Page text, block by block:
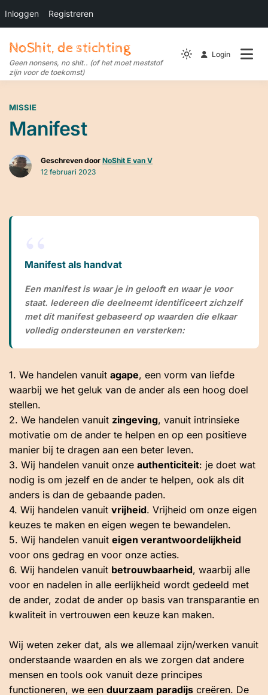
naar
de
inhoud
NoShit, de stichting
Geen nonsens, no shit.. (of het moet meststof
zijn voor de toekomst)
Light
Login
MISSIE
Manifest
Geschreven door NoShit E van V
12 februari 2023
Manifest als handvat
Een manifest is waar je in gelooft en waar je voor
staat. Iedereen die deelneemt identificeert zichzelf
met dit manifest gebaseerd op waarden die elkaar
volledig ondersteunen en versterken:
1. We handelen vanuit agape, een vorm van liefde
waarbij we het geluk van de ander als een hoog doel
stellen.
2. We handelen vanuit zingeving, vanuit intrinsieke
motivatie om de ander te helpen en op een positieve
manier bij te dragen aan een beter leven.
3. Wij handelen vanuit onze authenticiteit: je doet wat
nodig is om jezelf en de ander te helpen, ook als dit
anders is dan de gebaande paden.
4. Wij handelen vanuit vrijheid. Vrijheid om onze eigen
keuzes te maken en eigen wegen te bewandelen.
5. Wij handelen vanuit eigen verantwoordelijkheid
voor ons gedrag en voor onze acties.
6. Wij handelen vanuit betrouwbaarheid, waarbij alle
voor en nadelen in alle eerlijkheid wordt gedeeld met
de ander, zodat de ander op basis van transparantie en
kwaliteit in vertrouwen een keuze kan maken.
Wij weten zeker dat, als we allemaal zijn/werken vanuit
onderstaande waarden en als we zorgen dat andere
mensen en tools ook vanuit deze principes
functioneren, we een duurzaam paradijs creëren. De
Inloggen Registreren